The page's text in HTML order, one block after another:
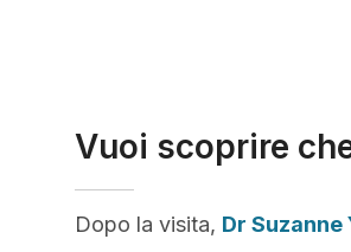
Vuoi scoprire
Dopo la visita, Dr Suzanne